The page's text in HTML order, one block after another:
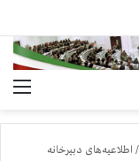
/ اطلاعیه‌های دبیرخانه